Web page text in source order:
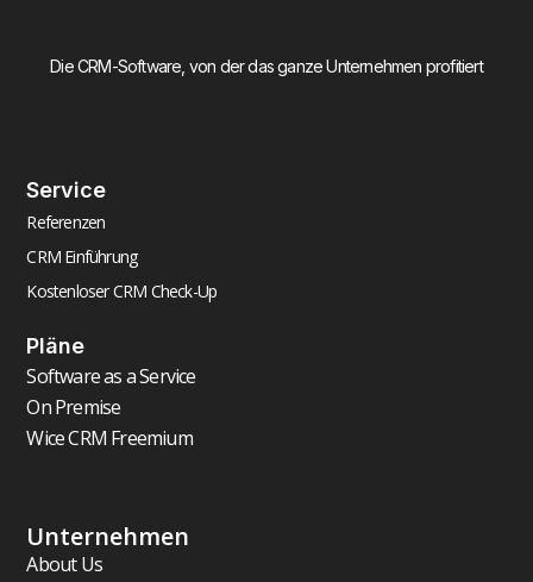
Die CRM-Software, von der das ganze Unternehmen profitiert
Service
Referenzen
CRM Einführung
Kostenloser CRM Check-Up
Pläne
Software as a Service
On Premise
Wice CRM Freemium
Unternehmen
About Us